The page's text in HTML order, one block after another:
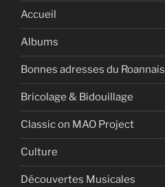
Accueil
Albums
Bonnes adresses du Roannais
Bricolage & Bidouillage
Classic on MAO Project
Culture
Découvertes Musicales